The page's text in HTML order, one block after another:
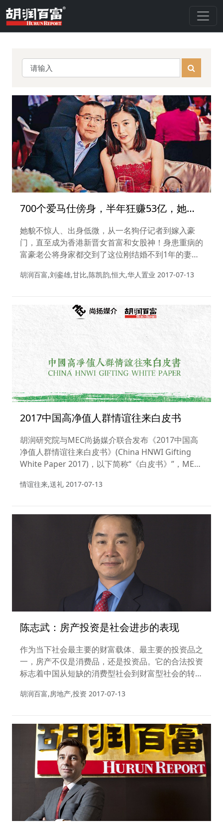
700个爱马仕傍身，半年狂赚53亿，她开
挂的人生还能走多远？
她貌不惊人、出身低微，从一名狗仔记者到嫁入豪
门，直至成为香港新晋女首富和女股神！身患重病的
富豪老公将身家都交到了这位刚结婚不到1年的妻子
国......
胡润百富,刘銮雄,甘比,陈凯韵,恒大,华人置业 2017-07-13
2017中国高净值人群情谊往来白皮书
胡润研究院与MEC尚扬媒介联合发布《2017中国高
净值人群情谊往来白皮书》(China HNWI Gifting
White Paper 2017)，以下简称“《白皮书》”，MEC
司。
情谊往来,送礼 2017-07-13
陈志武：房产投资是社会进步的表现
作为当下社会最主要的财富载体、最主要的投资品之
一，房产不仅是消费品，还是投资品。它的合法投资
标志着中国从短缺的消费型社会到财富型社会的转
石，房产交易的“放”与“限”，将决定其财富属性的高
胡润百富,房地产,投资 2017-07-13